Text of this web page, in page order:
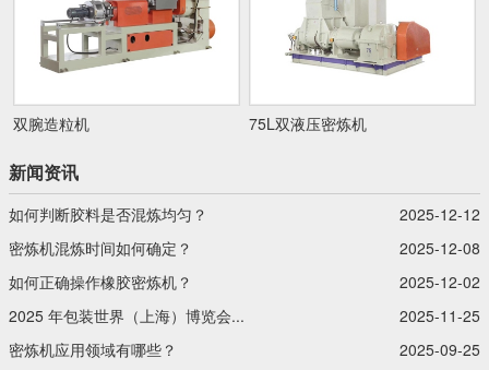
双腕造粒机 75L双液压密炼机
新闻资讯
如何判断胶料是否混炼均匀？
2025-12-12
密炼机混炼时间如何确定？
2025-12-08
如何正确操作橡胶密炼机？
2025-12-02
2025 年包装世界（上海）博览会...
2025-11-25
密炼机应用领域有哪些？
2025-09-25